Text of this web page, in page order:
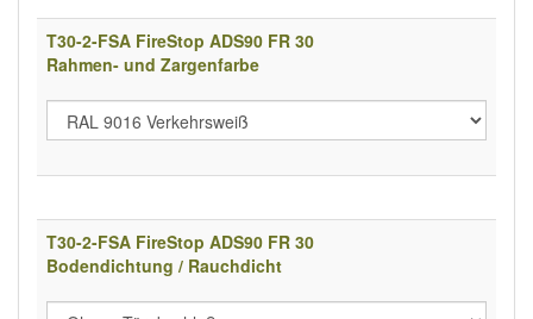
T30-2-FSA FireStop ADS90 FR 30
Rahmen- und Zargenfarbe
T30-2-FSA FireStop ADS90 FR 30
Bodendichtung / Rauchdicht